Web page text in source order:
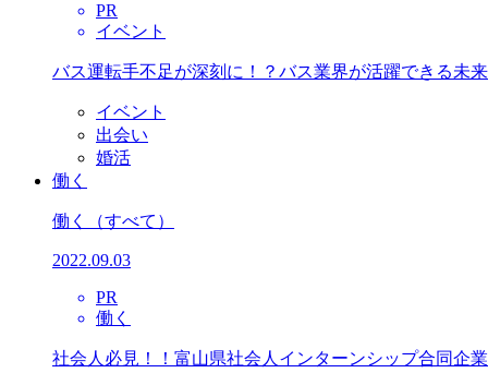
PR
イベント
バス運転手不足が深刻に！？バス業界が活躍できる未
イベント
出会い
婚活
働く
働く （すべて）
2022.09.03
PR
働く
社会人必見！！富山県社会人インターンシップ合同企